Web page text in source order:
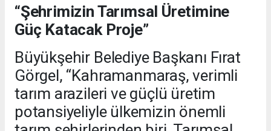
“Şehrimizin Tarımsal Üretimine
Güç Katacak Proje”
Büyükşehir Belediye Başkanı Fırat
Görgel, “Kahramanmaraş, verimli
tarım arazileri ve güçlü üretim
potansiyeliyle ülkemizin önemli